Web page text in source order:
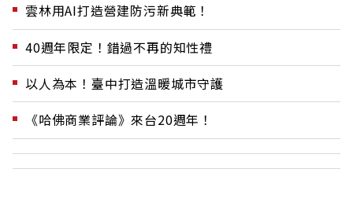
雲林用AI打造營建防污新典範！
40週年限定！錯過不再的知性禮
以人為本！臺中打造溫暖城市守護
《哈佛商業評論》來台20週年！